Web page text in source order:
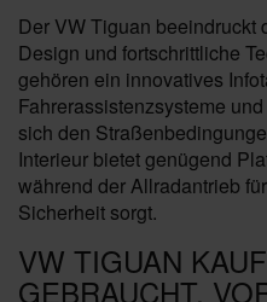
Der VW Tiguan beeindruckt
Design und fortschrittliche
gehören ein innovatives
Fahrerassistenzsysteme
sich den
Interieur bietet genügend
während der Allradantrieb
Sicherheit sorgt.
VW TIGUAN
GEBRAUCHT,